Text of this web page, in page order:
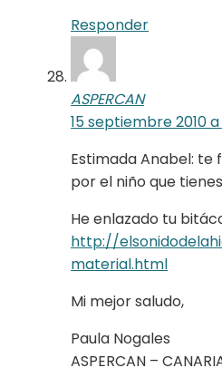
Responder
ASPERCAN
15 septiembre 2010
Estimada Anabel:
por el niño que
He enlazado tu
http://
material.html
Mi mejor saludo,
Paula Nogales
ASPERCAN –